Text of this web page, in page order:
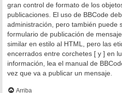
gran control de formato de los
publicaciones. El uso de BBCode
administración, pero también puede
formulario de publicación de
similar en estilo al HTML, pero las
encerrados entre corchetes [ y ] en
información, lea el manual de
vez que va a publicar un mensaje.
Arriba